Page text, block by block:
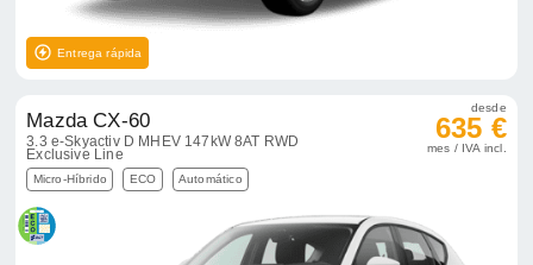
Entrega rápida
Mazda CX-60
3.3 e-Skyactiv D MHEV 147kW 8AT RWD
Exclusive Line
Micro-Híbrido ECO Automático
desde
635 €
mes / IVA incl.